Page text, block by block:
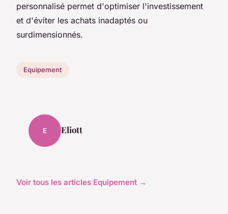
personnalisé permet d'optimiser l'investissement
et d'éviter les achats inadaptés ou
surdimensionnés.
Equipement
E Eliott
Voir tous les articles Equipement →